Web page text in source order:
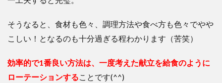
そうなると、食材も色々、調理方法や食べ方も色々でやや
こしい！となるのも十分過ぎる程わかります（苦笑）
効率的で1番良い方法は、一度考えた献立を給食のように
ローテーションすることです(^^)